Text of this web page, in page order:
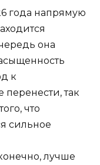
года напрямую
она
к
так
что
сильное
лучше